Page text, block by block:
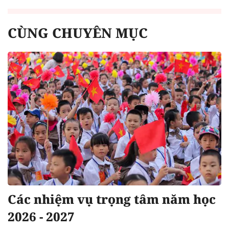
CÙNG CHUYÊN MỤC
Các nhiệm vụ trọng tâm năm học
2026 - 2027